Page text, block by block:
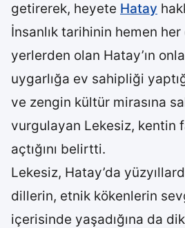
getirerek, heyete Hatay
İnsanlık tarihinin hemen
yerlerden olan Hatay’ın
uygarlığa ev sahipliği
ve zengin kültür mirasına
vurgulayan Lekesiz, kentin
açtığını belirtti.
Lekesiz, Hatay’da
dillerin, etnik kökenlerin
içerisinde yaşadığına da